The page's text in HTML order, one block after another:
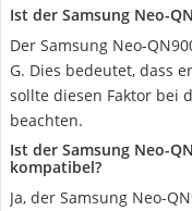
Ist der Samsung Neo-
Der Samsung Neo-
G. Dies bedeutet, dass
sollte diesen Faktor bei
beachten.
Ist der Samsung Neo-
kompatibel?
Ja, der Samsung Neo-